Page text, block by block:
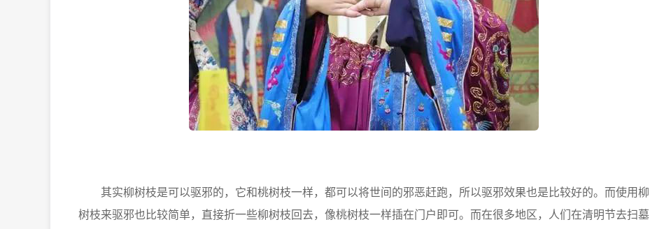
其实柳树枝是可以驱邪的，它和桃树枝一样，都可以将世间的邪恶赶跑，所以驱邪效果也是比较好的。而使用柳
树枝来驱邪也比较简单，直接折一些柳树枝回去，像桃树枝一样插在门户即可。而在很多地区，人们在清明节去扫墓